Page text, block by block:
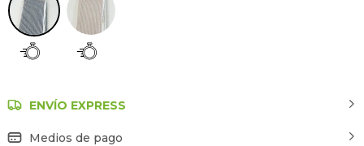
ENVÍO EXPRESS
Medios de pago